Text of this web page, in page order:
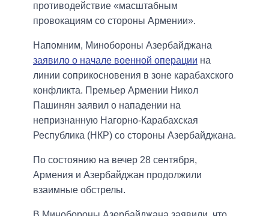
противодействие «масштабным
провокациям со стороны Армении».
Напомним, Минобороны Азербайджана
заявило о начале военной операции на
линии соприкосновения в зоне карабахского
конфликта. Премьер Армении Никол
Пашинян заявил о нападении на
непризнанную Нагорно-Карабахская
Республика (НКР) со стороны Азербайджана.
По состоянию на вечер 28 сентября,
Армения и Азербайджан продолжили
взаимные обстрелы.